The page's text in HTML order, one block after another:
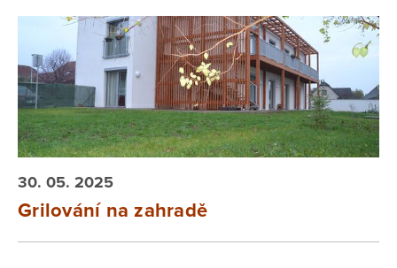
30. 05. 2025
Grilování na zahradě